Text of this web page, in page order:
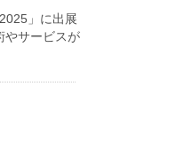
」に出展
やサービスが